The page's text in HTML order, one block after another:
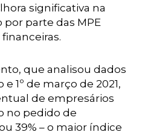
significativa na
parte das MPE
que analisou dados
1º de março de 2021,
de empresários
no pedido de
39% – o maior índice